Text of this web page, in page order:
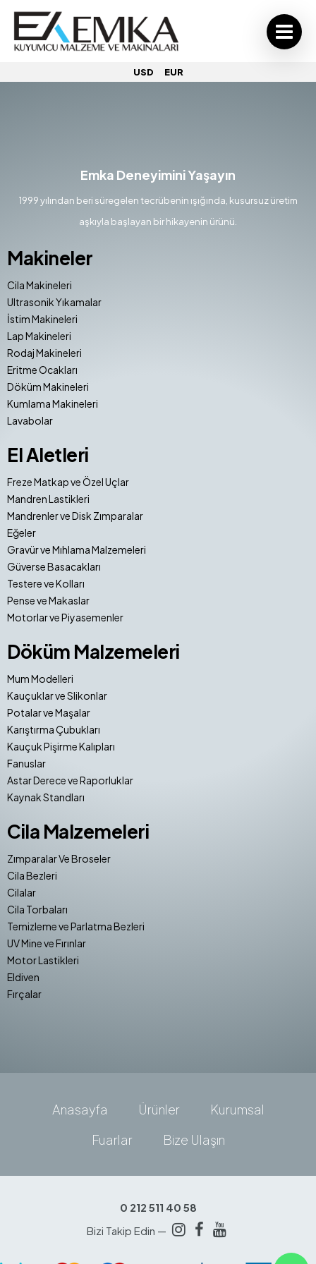
USD EUR
Emka Deneyimini Yaşayın
1999 yılından beri süregelen tecrübenin ışığında, kusursuz üretim
aşkıyla başlayan bir hikayenin ürünü.
Makineler
Cila Makineleri
Ultrasonik Yıkamalar
İstim Makineleri
Lap Makineleri
Rodaj Makineleri
Eritme Ocakları
Döküm Makineleri
Kumlama Makineleri
Lavabolar
El Aletleri
Freze Matkap ve Özel Uçlar
Mandren Lastikleri
Mandrenler ve Disk Zımparalar
Eğeler
Gravür ve Mıhlama Malzemeleri
Güverse Basacakları
Testere ve Kolları
Pense ve Makaslar
Motorlar ve Piyasemenler
Döküm Malzemeleri
Mum Modelleri
Kauçuklar ve Slikonlar
Potalar ve Maşalar
Karıştırma Çubukları
Kauçuk Pişirme Kalıpları
Fanuslar
Astar Derece ve Raporluklar
Kaynak Standları
Cila Malzemeleri
Zımparalar Ve Broseler
Cila Bezleri
Cilalar
Cila Torbaları
Temizleme ve Parlatma Bezleri
UV Mine ve Fırınlar
Motor Lastikleri
Eldiven
Fırçalar
Anasayfa Ürünler
Kurumsal
Fuarlar
Bize Ulaşın
0 212 511 40 58
Bizi Takip Edin —